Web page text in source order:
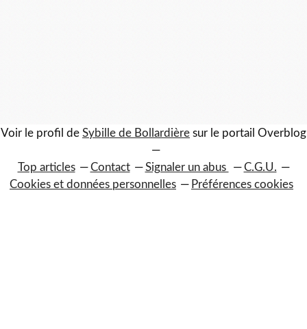
Voir le profil de Sybille de Bollardière sur le portail Overblog
Top articles Contact Signaler un abus
C.G.U.
Cookies et données personnelles
Préférences cookies